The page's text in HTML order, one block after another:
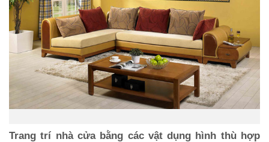
Trang trí nhà cửa bằng các vật dụng hình thù hợp